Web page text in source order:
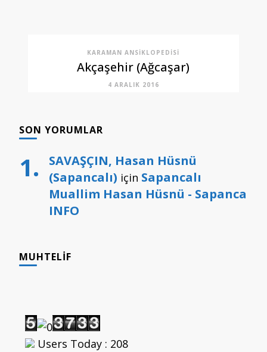
KARAMAN ANSIKLOPEDISI
Akçaşehir (Ağcaşar)
4 ARALIK 2016
SON YORUMLAR
SAVAŞÇIN, Hasan Hüsnü
(Sapancalı) için Sapancalı
Muallim Hasan Hüsnü - Sapanca
INFO
MUHTELIF
Users Today : 208